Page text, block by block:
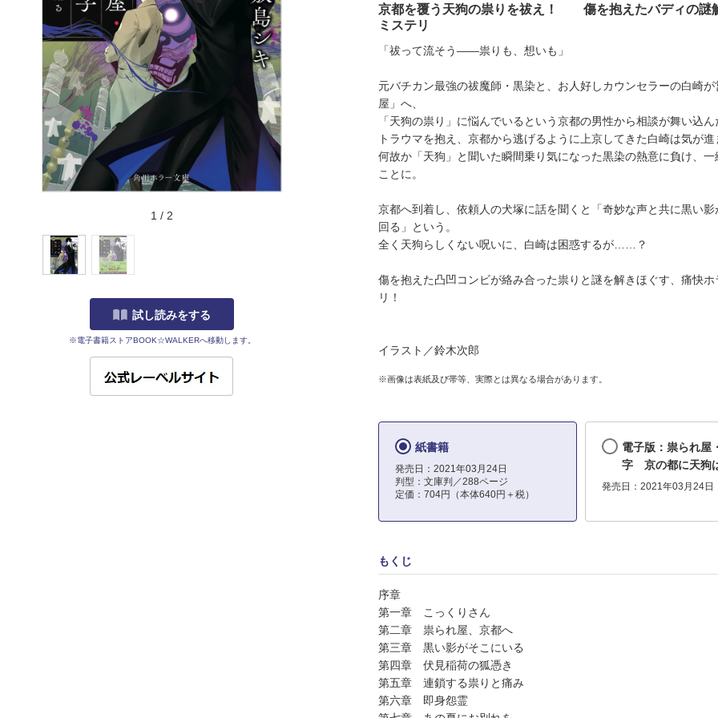
1 / 2
試し読みをする
※電子書籍ストアBOOK☆WALKERへ移動します。
京都を覆う天狗の祟りを祓え！ 傷を抱えたバディの謎
ミステリ
「祓って流そう――祟りも、想いも」
元バチカン最強の祓魔師・黒染と、お人好しカウンセラーの白崎
屋」へ、
「天狗の祟り」に悩んでいるという京都の男性から相談が舞い込ん
トラウマを抱え、京都から逃げるように上京してきた白崎は気が
何故か「天狗」と聞いた瞬間乗り気になった黒染の熱意に負け、
ことに。
京都へ到着し、依頼人の犬塚に話を聞くと「奇妙な声と共に黒い
回る」という。
全く天狗らしくない呪いに、白崎は困惑するが……？
傷を抱えた凸凹コンビが絡み合った祟りと謎を解きほぐす、痛快ホ
リ！
イラスト／鈴木次郎
※画像は表紙及び帯等、実際とは異なる場合があります。
紙書籍
発売日：2021年03月24日
判型：文庫判／288ページ
定価：704円（本体640円＋税）
電子版：祟られ屋
字 京の都に天狗
発売日：2021年03月24日
もくじ
序章
第一章 こっくりさん
第二章 祟られ屋、京都へ
第三章 黒い影がそこにいる
第四章 伏見稲荷の狐憑き
第五章 連鎖する祟りと痛み
第六章 即身怨霊